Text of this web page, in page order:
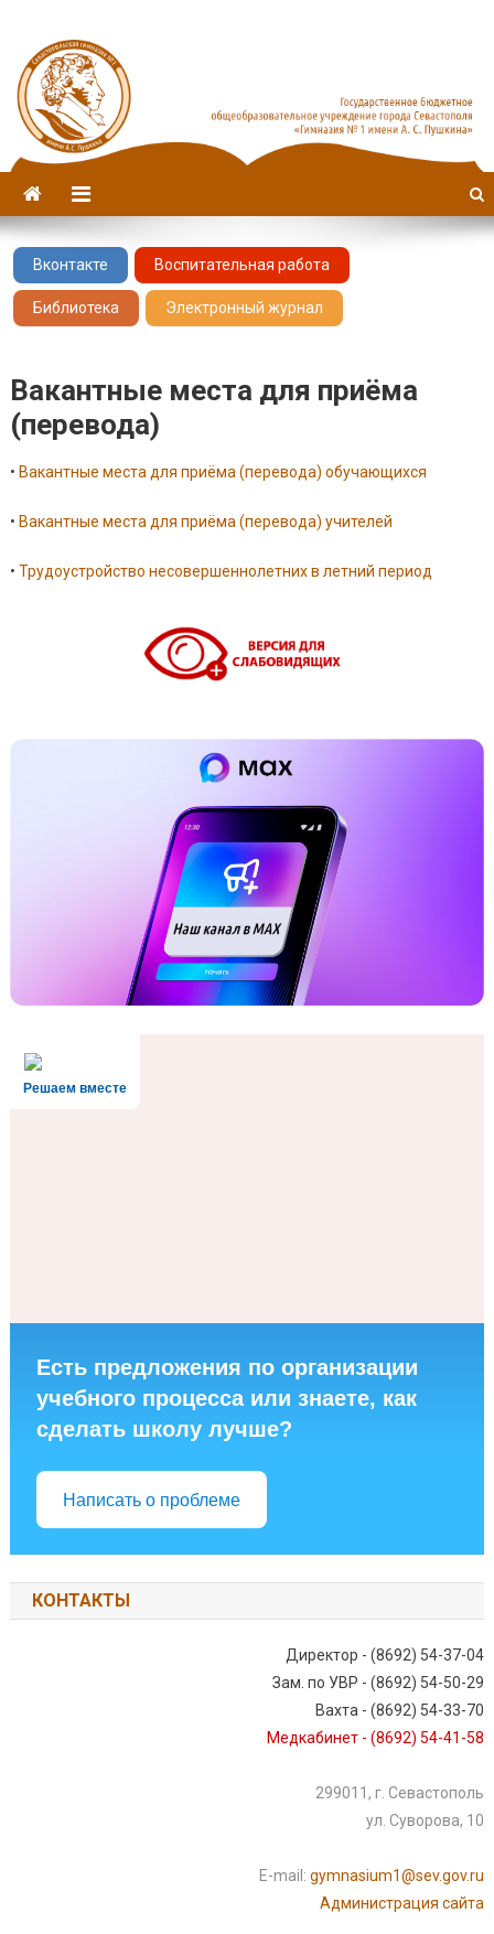
Вконтакте Воспитательная работа
Библиотека Электронный журнал
Вакантные места для приёма
(перевода)
• Вакантные места для приёма (перевода) обучающихся
• Вакантные места для приёма (перевода) учителей
• Трудоустройство несовершеннолетних в летний период
Решаем вместе
Есть предложения по организации
учебного процесса или знаете, как
сделать школу лучше?
Написать о проблеме
КОНТАКТЫ
Директор - (8692) 54-37-04
Зам. по УВР - (8692) 54-50-29
Вахта - (8692) 54-33-70
Медкабинет - (8692) 54-41-58
299011, г. Севастополь
ул. Суворова, 10
E-mail:gymnasium1@sev.gov.ru
Администрация сайта